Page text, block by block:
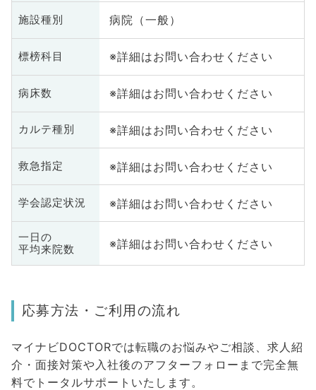
施設種別 病院（一般）
標榜科目 ※詳細はお問い合わせください
病床数 ※詳細はお問い合わせください
カルテ種別 ※詳細はお問い合わせください
救急指定 ※詳細はお問い合わせください
学会認定状況 ※詳細はお問い合わせください
一日の
平均来院数
※詳細はお問い合わせください
応募方法・ご利用の流れ
マイナビDOCTORでは転職のお悩みやご相談、求人紹
介・面接対策や入社後のアフターフォローまで完全無
料でトータルサポートいたします。